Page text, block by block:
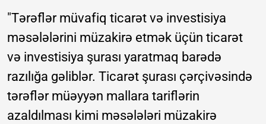
"Tərəflər müvafiq ticarət və investisiya
məsələlərini müzakirə etmək üçün ticarət
və investisiya şurası yaratmaq barədə
razılığa gəliblər. Ticarət şurası çərçivəsində
tərəflər müəyyən mallara tariflərin
azaldılması kimi məsələləri müzakirə